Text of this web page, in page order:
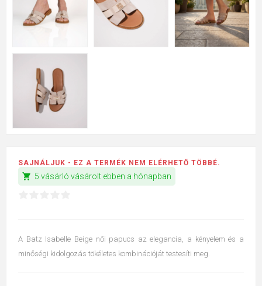
SAJNÁLJUK - EZ A TERMÉK NEM ELÉRHETŐ TÖBBÉ.
shopping_cart 5 vásárló vásárolt ebben a hónapban
A Batz Isabelle Beige női papucs az elegancia, a kényelem és a
minőségi kidolgozás tökéletes kombinációját testesíti meg.